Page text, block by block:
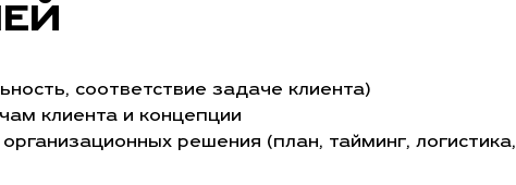
соответствие задаче клиента)
клиента и концепции
решения (план, тайминг, логистика,